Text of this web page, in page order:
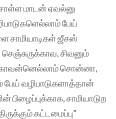
மாடன் ஏவல்னு
பேய்
சாமியாடிகள் ஜீசஸ்
சிவனும்
சொன்னா,
பேய் வழிபாடுகளாத்தான்
பிழைப்புக்காக, சாமியாடுற
கட்டமைப்பு”